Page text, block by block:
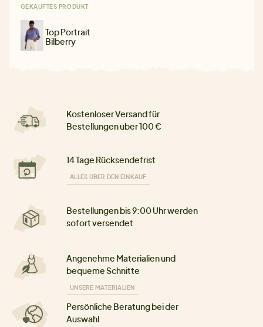
GEKAUFTES PRODUKT
Top Portrait
Bilberry
Kostenloser Versand für
Bestellungen über 100 €
14 Tage Rücksendefrist
ALLES ÜBER DEN EINKAUF
Bestellungen bis 9:00 Uhr werden
sofort versendet
Angenehme Materialien und
bequeme Schnitte
UNSERE MATERIALIEN
Persönliche Beratung bei der
Auswahl